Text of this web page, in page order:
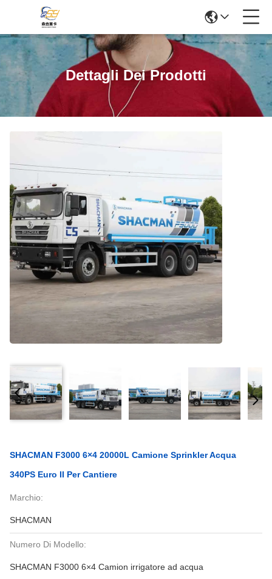
Dettagli Dei Prodotti
SHACMAN F3000 6×4 20000L Camione Sprinkler Acqua
340PS Euro II Per Cantiere
Marchio:
SHACMAN
Numero Di Modello:
SHACMAN F3000 6×4 Camion irrigatore ad acqua